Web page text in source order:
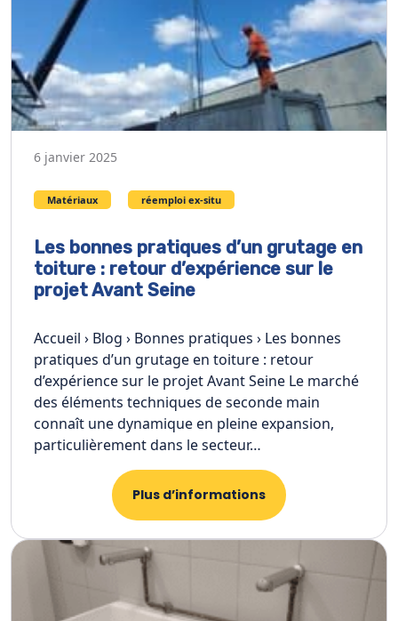
6 janvier 2025
Matériaux réemploi ex-situ
Les bonnes pratiques d’un grutage en
toiture : retour d’expérience sur le
projet Avant Seine
Accueil › Blog › Bonnes pratiques › Les bonnes
pratiques d’un grutage en toiture : retour
d’expérience sur le projet Avant Seine Le marché
des éléments techniques de seconde main
connaît une dynamique en pleine expansion,
particulièrement dans le secteur…
Plus d’informations